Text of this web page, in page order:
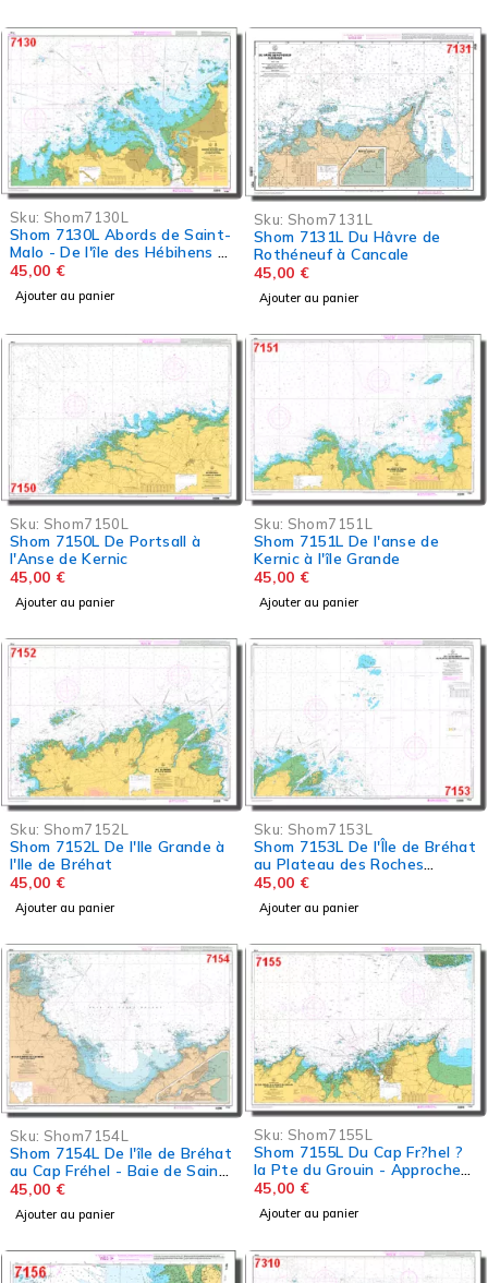
Sku: Shom7130L
Shom 7130L Abords de Saint-
Malo - De l'île des Hébihens à
la Pointe d
45,00 €
Ajouter au panier
Sku: Shom7131L
Shom 7131L Du Hâvre de
Rothéneuf à Cancale
45,00 €
Ajouter au panier
Sku: Shom7150L
Shom 7150L De Portsall à
l'Anse de Kernic
45,00 €
Ajouter au panier
Sku: Shom7151L
Shom 7151L De l'anse de
Kernic à l'île Grande
45,00 €
Ajouter au panier
Sku: Shom7152L
Shom 7152L De l'Ile Grande à
l'Ile de Bréhat
45,00 €
Ajouter au panier
Sku: Shom7153L
Shom 7153L De l'Île de Bréhat
au Plateau des Roches
Douvres
45,00 €
Ajouter au panier
Sku: Shom7154L
Shom 7154L De l'île de Bréhat
au Cap Fréhel - Baie de Saint-
Brieuc
45,00 €
Ajouter au panier
Sku: Shom7155L
Shom 7155L Du Cap Fr?hel ?
la Pte du Grouin - Approches
de St-Malo
45,00 €
Ajouter au panier